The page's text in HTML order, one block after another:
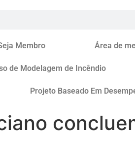
Membro Área de
de Modelagem de Incêndio
Projeto Baseado Em